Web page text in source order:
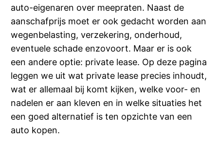
auto-eigenaren over meepraten. Naast de
aanschafprijs moet er ook gedacht worden aan
wegenbelasting, verzekering, onderhoud,
eventuele schade enzovoort. Maar er is ook
een andere optie: private lease. Op deze pagina
leggen we uit wat private lease precies inhoudt,
wat er allemaal bij komt kijken, welke voor- en
nadelen er aan kleven en in welke situaties het
een goed alternatief is ten opzichte van een
auto kopen.